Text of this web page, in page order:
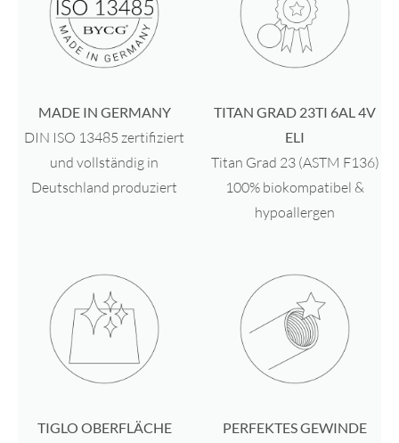
MADE IN GERMANY
DIN ISO 13485 zertifiziert
und vollständig in
Deutschland produziert
TITAN GRAD 23TI 6AL 4V
ELI
Titan Grad 23 (ASTM F136)
100% biokompatibel &
hypoallergen
TIGLO OBERFLÄCHE PERFEKTES GEWINDE